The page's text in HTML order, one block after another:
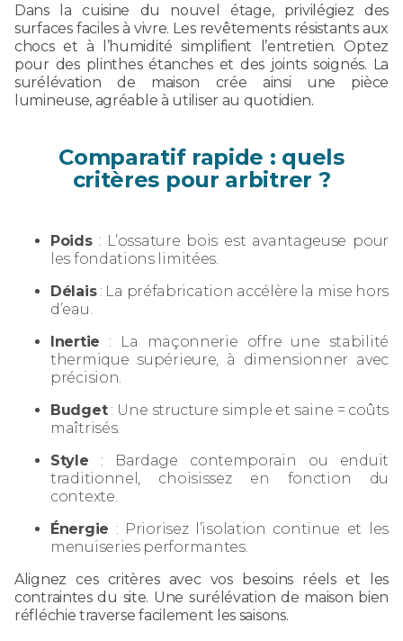
Dans la cuisine du nouvel étage, privilégiez des
surfaces faciles à vivre. Les revêtements résistants aux
chocs et à l’humidité simplifient l’entretien. Optez
pour des plinthes étanches et des joints soignés. La
surélévation de maison crée ainsi une pièce
lumineuse, agréable à utiliser au quotidien.
Comparatif rapide : quels
critères pour arbitrer ?
Poids: L’ossature bois est avantageuse pour
les fondations limitées.
Délais: La préfabrication accélère la mise hors
d’eau.
Inertie : La maçonnerie offre une stabilité
thermique supérieure, à dimensionner avec
précision.
Budget: Une structure simple et saine = coûts
maîtrisés.
Style : Bardage contemporain ou enduit
traditionnel, choisissez en fonction du
contexte.
Énergie : Priorisez l’isolation continue et les
menuiseries performantes.
Alignez ces critères avec vos besoins réels et les
contraintes du site. Une surélévation de maison bien
réfléchie traverse facilement les saisons.